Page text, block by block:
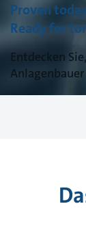
Proven
Ready for
Entdecken